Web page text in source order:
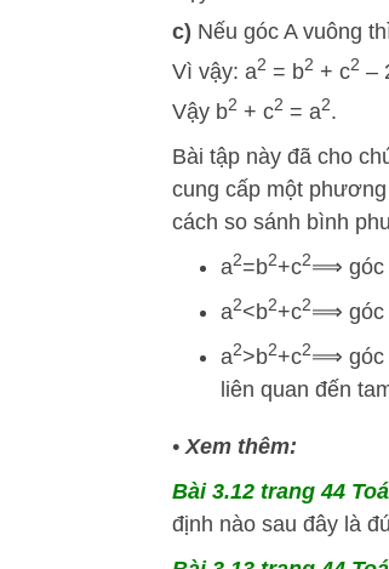
c) Nếu góc A vuông
Vì vậy: a2 = b2 + c2 –
Vậy b2 + c2 = a2.
Bài tập này đã cho
cung cấp một
cách so sánh bình
a2=b2+c2⟹ góc
a2<b2+c2⟹ góc
a2>b2+c2⟹ góc
liên quan đến
•Xem thêm:
Bài 3.12 trang 44
định nào sau đây là